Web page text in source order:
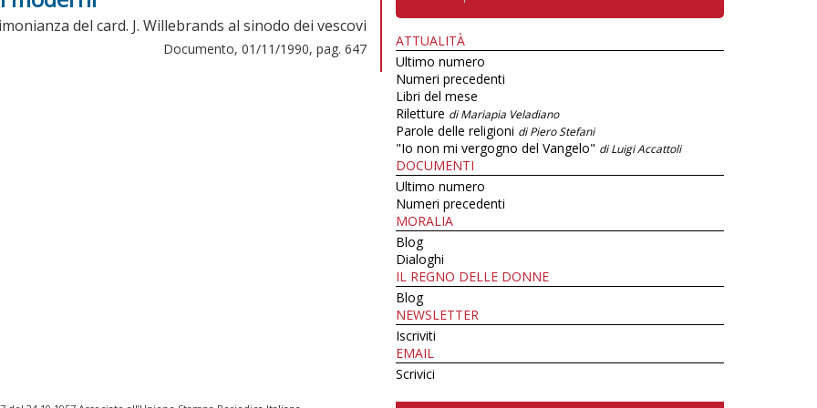
del card. J. Willebrands al sinodo dei vescovi
Documento, 01/11/1990, pag. 647
ATTUALITÀ
Ultimo numero
Numeri precedenti
Libri del mese
Riletture di Mariapia Veladiano
Parole delle religioni di Piero Stefani
"Io non mi vergogno del Vangelo" di Luigi Accattoli
DOCUMENTI
Ultimo numero
Numeri precedenti
MORALIA
Blog
Dialoghi
IL REGNO DELLE DONNE
Blog
NEWSLETTER
Iscriviti
EMAIL
Scrivici